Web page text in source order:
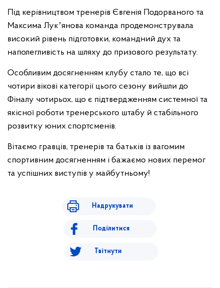
Під керівництвом тренерів Євгенія Подорваного та
Максима Лукʼянова команда продемонструвала
високий рівень підготовки, командний дух та
наполегливість на шляху до призового результату.
Особливим досягненням клубу стало те, що всі
чотири вікові категорії цього сезону вийшли до
Фіналу чотирьох, що є підтвердженням системної та
якісної роботи тренерського штабу й стабільного
розвитку юних спортсменів.
Вітаємо гравців, тренерів та батьків із вагомим
спортивним досягненням і бажаємо нових перемог
та успішних виступів у майбутньому!
Надрукувати
Поділитися
Твітнути